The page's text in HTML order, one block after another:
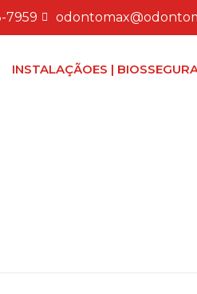
7959
INSTALAÇÃOES |